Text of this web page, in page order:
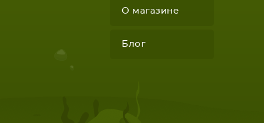
О магазине
Блог